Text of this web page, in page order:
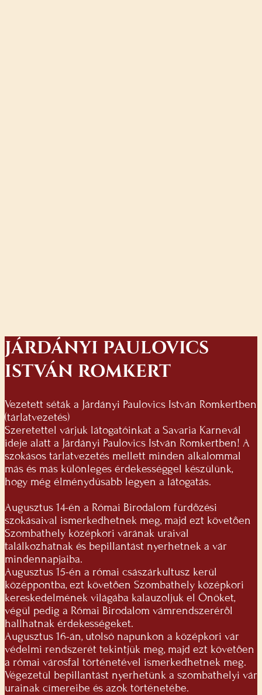
JÁRDÁNYI PAULOVICS
ISTVÁN ROMKERT
Vezetett séták a Járdányi Paulovics István Romkertben
(tárlatvezetés)
Szeretettel várjuk látogatóinkat a Savaria Karnevál
ideje alatt a Járdányi Paulovics István Romkertben! A
szokásos tárlatvezetés mellett minden alkalommal
más és más különleges érdekességgel készülünk,
hogy még élménydúsabb legyen a látogatás.
Augusztus 14-én a Római Birodalom fürdőzési
szokásaival ismerkedhetnek meg, majd ezt követően
Szombathely középkori várának uraival
találkozhatnak és bepillantást nyerhetnek a vár
mindennapjaiba.
Augusztus 15-én a római császárkultusz kerül
középpontba, ezt követően Szombathely középkori
kereskedelmének világába kalauzoljuk el Önöket,
végül pedig a Római Birodalom vámrendszeréről
hallhatnak érdekességeket.
Augusztus 16-án, utolsó napunkon a középkori vár
védelmi rendszerét tekintjük meg, majd ezt követően
a római városfal történetével ismerkedhetnek meg.
Végezetül bepillantást nyerhetünk a szombathelyi vár
urainak címereibe és azok történetébe.